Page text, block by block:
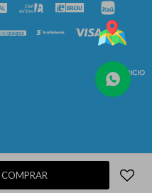
COMPRAR
Fenicio